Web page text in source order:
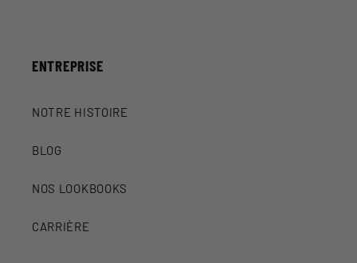
ENTREPRISE
NOTRE HISTOIRE
BLOG
NOS LOOKBOOKS
CARRIÈRE